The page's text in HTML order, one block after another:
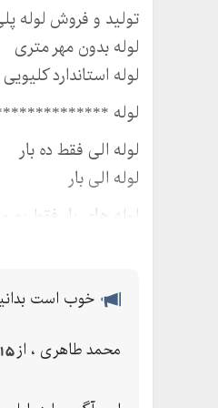
تولید و فروش لوله
لوله بدون مهر متری
لوله استاندارد
لوله
لوله الی فقط ده بار
لوله الی بار
لوله های بار فقط
https://
خوب است
محمد طاهری ، از